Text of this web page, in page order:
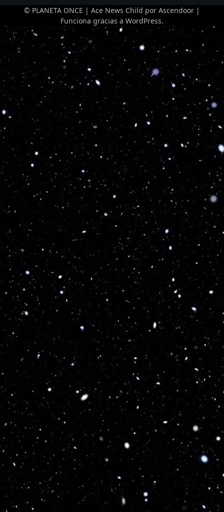
© PLANETA ONCE | Ace News Child por Ascendoor |
Funciona gracias a WordPress.
Optimized by Seraphinite Accelerator
Turns on site high speed to be attractive for people and search engines.